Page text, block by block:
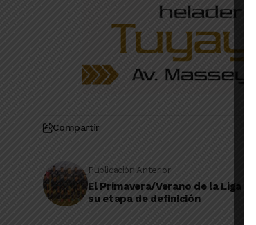
Compartir
Publicación Anterior
El Primavera/Verano de la Liga
su etapa de definición